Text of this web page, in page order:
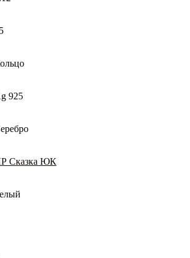
925
Сказка ЮК